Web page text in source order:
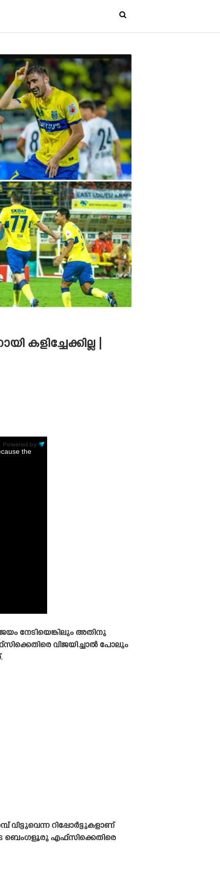
കളിച്ചേക്കില്ല |
Powered by:
the
നേടിയെങ്കിലും അതിനു
വിജയിച്ചാൽ പോലും
വിട്ടുവെന്ന റിപ്പോർട്ടുകളാണ്
ബെംഗളൂരു എഫ്‌സിക്കെതിരെ